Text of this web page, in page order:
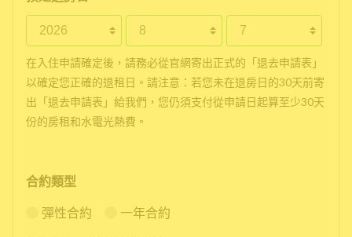
在入住申請確定後，請務必從官網寄出正式的「退去申請表」
以確定您正確的退租日。請注意：若您未在退房日的30天前寄
出「退去申請表」給我們，您仍須支付從申請日起算至少30天
份的房租和水電光熱費。
合約類型
彈性合約 一年合約